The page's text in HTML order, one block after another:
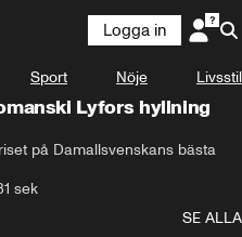
Logga in
Sport Nöje Livsstil
Lyfors hyllning
på Damallsvenskans bästa
sek
SE ALLA